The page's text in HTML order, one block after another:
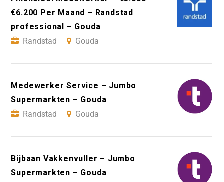
€6.200 Per Maand – Randstad
professional – Gouda
Randstad
Gouda
Medewerker Service – Jumbo
Supermarkten – Gouda
Randstad
Gouda
Bijbaan Vakkenvuller – Jumbo
Supermarkten – Gouda